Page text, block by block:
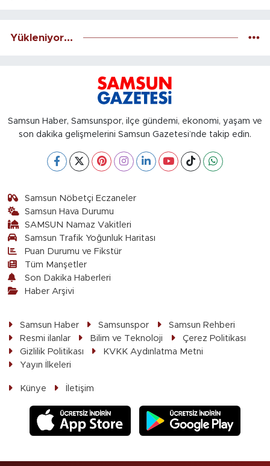
Yükleniyor...
Samsun Haber, Samsunspor, ilçe gündemi, ekonomi, yaşam ve
son dakika gelişmelerini Samsun Gazetesi’nde takip edin.
Samsun Nöbetçi Eczaneler
Samsun Hava Durumu
SAMSUN Namaz Vakitleri
Samsun Trafik Yoğunluk Haritası
Puan Durumu ve Fikstür
Tüm Manşetler
Son Dakika Haberleri
Haber Arşivi
Samsun Haber Samsunspor
Samsun Rehberi
Resmi ilanlar
Bilim ve Teknoloji
Çerez Politikası
Gizlilik Politikası
KVKK Aydınlatma Metni
Yayın İlkeleri
Künye İletişim